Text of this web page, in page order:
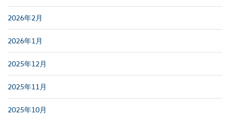
2026年2月
2026年1月
2025年12月
2025年11月
2025年10月